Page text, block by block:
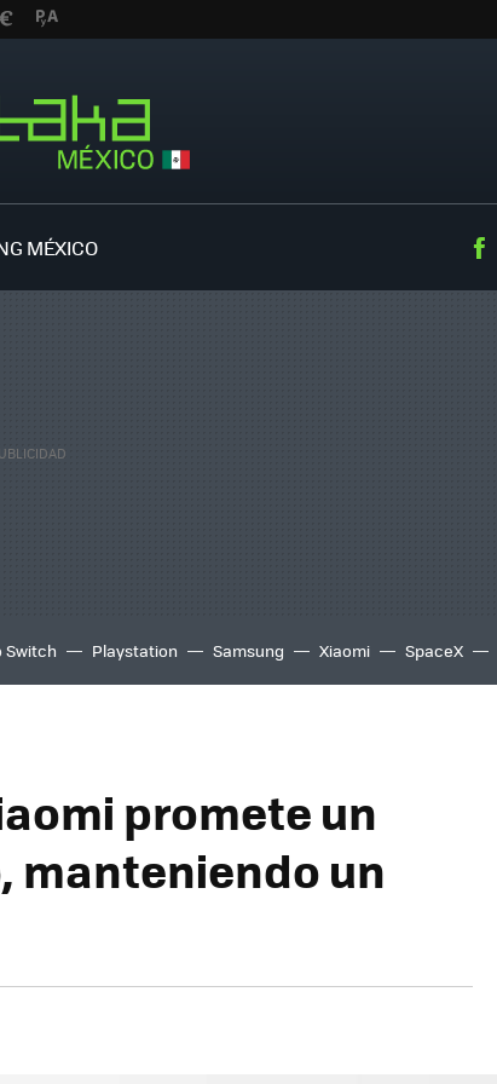
MÉXICO
Switch Playstation Samsung Xiaomi SpaceX
promete un
manteniendo un